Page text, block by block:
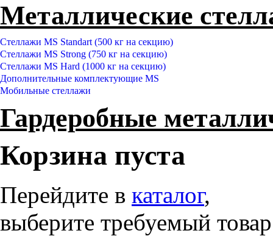
Металлические
Стеллажи MS Standart (500 кг на секцию)
Стеллажи MS Strong (750 кг на секцию)
Стеллажи MS Hard (1000 кг на секцию)
Дополнительные комплектующие MS
Мобильные стеллажи
Гардеробные
Корзина пуста
Перейдите в каталог,
выберите требуемый товар